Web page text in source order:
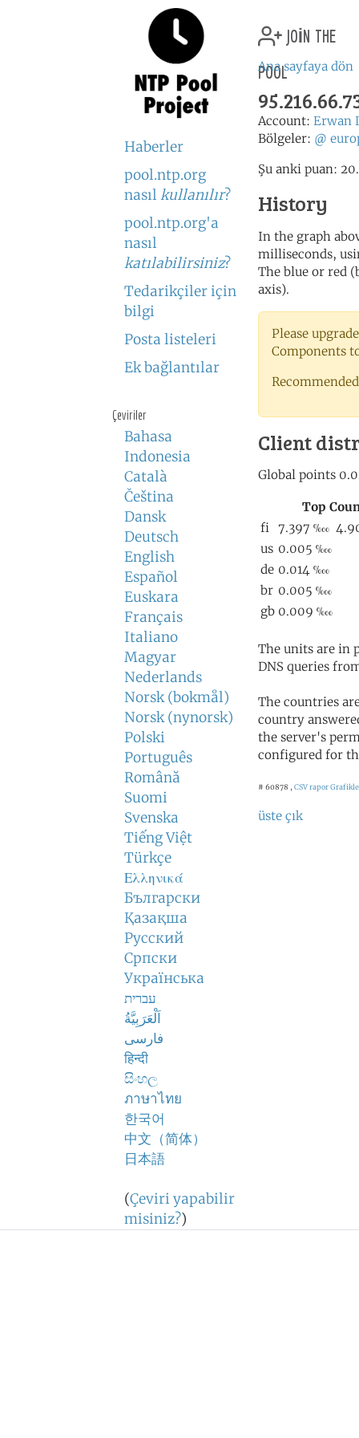
Haberler
pool.ntp.org
nasıl kullanılır?
pool.ntp.org'a
nasıl
katılabilirsiniz?
Tedarikçiler için
bilgi
Posta listeleri
Ek bağlantılar
Çeviriler
Bahasa
Indonesia
Català
Čeština
Dansk
Deutsch
English
Español
Euskara
Français
Italiano
Magyar
Nederlands
Norsk (bokmål)
Norsk (nynorsk)
Polski
Português
Română
Suomi
Svenska
Tiếng Việt
Türkçe
Ελληνικά
Български
Қазақша
Русский
Српски
Українська
עברית
اَلْعَرَبِيَّةُ
فارسی
हिन्दी
සිංහල
ภาษาไทย
한국어
中文（简体）
日本語
(Çeviri yapabilir
misiniz?)
join the
pool
Ana sayfaya dön
Account: Erwan
Bölgeler: @
Şu anki puan:
History
In the graph
milliseconds,
The blue or red
axis).
Please
Components
Client
The units are in
DNS queries
The countries
country
the server's
configured for
# 60878 , CSV rapor
üste çık